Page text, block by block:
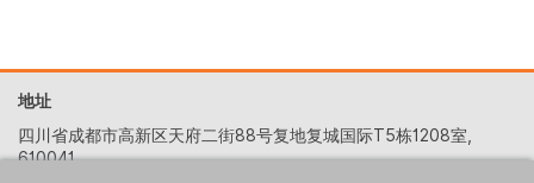
地址
四川省成都市高新区天府二街88号复地复城国际T5栋1208室,
610041